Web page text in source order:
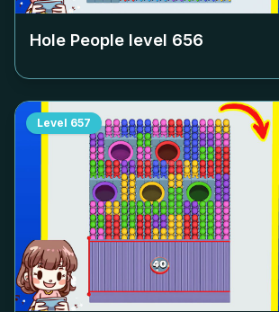
Hole People level 656
Level 657